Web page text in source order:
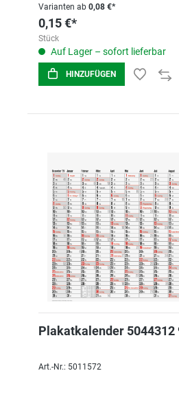
Varianten ab 0,08 €*
0,15 €*
Stück
Auf Lager – sofort lieferbar
HINZUFÜGEN
Plakatkalender 5044312
Art.-Nr.: 5011572